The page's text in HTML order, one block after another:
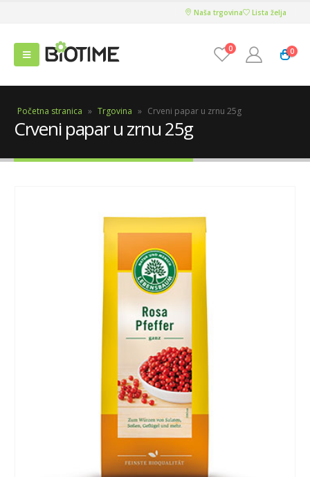
Naša trgovina Lista želja
0 0
Početna stranica » Trgovina » Crveni papar u zrnu 25g
Crveni papar u zrnu 25g